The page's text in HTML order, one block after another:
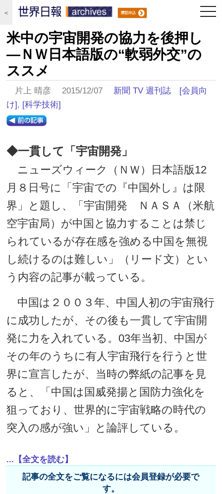
＜
米中の宇宙開発の協力を後押し
―ＮＷ日本語版の“軟弱外交”の
ススメ
片上 晴彦 2015/12/07 新聞 TV 週刊誌
[会員向
け], [科学技術]
◆一貫して「宇宙開発」
ニューズウィーク（ＮＷ）日本語版12
月８日号に「宇宙での『中国外し』は限
界」と題し、「宇宙開発 ＮＡＳＡ（米航
空宇宙局）が中国と協力することは禁じ
られているが存在感を強める中国を無視
し続けるのは難しい」（リード文）とい
う内容の記事が載っている。
中国は２００３年、中国人初の宇宙飛行
に成功したが、その後も一貫して宇宙開
発に力を入れている。03年当初、中国が
その年のうちに有人宇宙飛行を行うと世
界に宣言したが、当時の弊紙の記事を見
ると、「中国は国威発揚と国防力強化を
狙っており、世界的に宇宙戦略の時代の
突入の感が強い」と論評している。
...【全文を読む】
記事の全文をご覧になるには会員登録が必要で
す。